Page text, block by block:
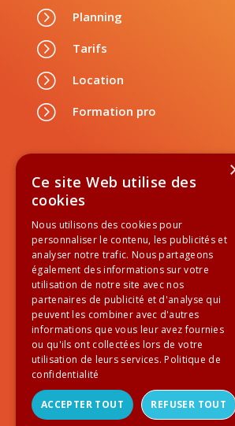
= Planning
= Tarifs
= Location
= Formation pro
 01 84 60 99 60
Newsletter
Tous droits réservés |Mentions
Ce site Web utilise des
cookies
Nous utilisons des cookies pour
personnaliser le contenu, les publicités et
analyser notre trafic. Nous partageons
également des informations sur votre
utilisation de notre site avec nos
partenaires de publicité et d'analyse qui
peuvent les combiner avec d'autres
informations que vous leur avez fournies
ou qu'ils ont collectées lors de votre
utilisation de leurs services.Politique de
confidentialité
ACCEPTER TOUT REFUSER TOUT